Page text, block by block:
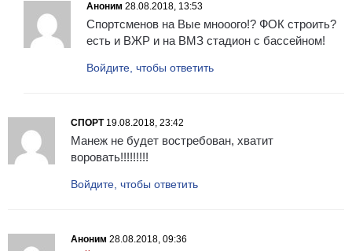
Аноним 28.08.2018, 13:53
Спортсменов на Вые мнооого!? ФОК строить?
есть и ВЖР и на ВМЗ стадион с бассейном!
Войдите, чтобы ответить
СПОРТ 19.08.2018, 23:42
Манеж не будет востребован, хватит
воровать!!!!!!!!!
Войдите, чтобы ответить
Аноним 28.08.2018, 09:36